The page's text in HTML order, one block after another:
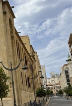
منوعات